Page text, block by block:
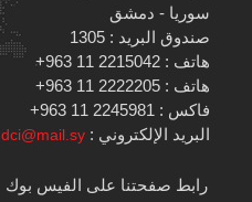
سوريا - دمشق
صندوق البريد : 1305
هاتف : 2215042 11 963+
هاتف : 2222205 11 963+
فاكس : 2245981 11 963+
البريد الإلكتروني :dci@mail.sy
رابط صفحتنا على الفيس بوك